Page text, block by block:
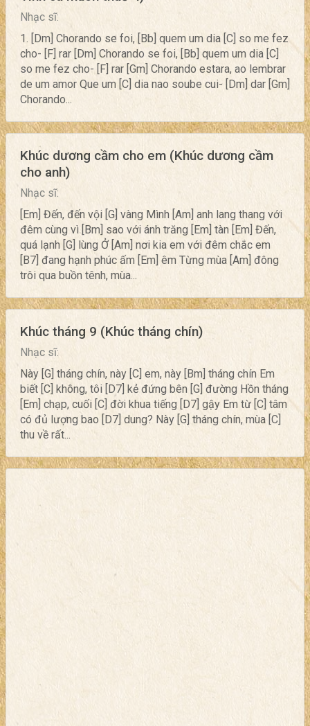
Nhạc sĩ:
1. [Dm] Chorando se foi, [Bb] quem um dia [C] so me fez
cho- [F] rar [Dm] Chorando se foi, [Bb] quem um dia [C]
so me fez cho- [F] rar [Gm] Chorando estara, ao lembrar
de um amor Que um [C] dia nao soube cui- [Dm] dar [Gm]
Chorando...
Khúc dương cầm cho em (Khúc dương cầm
cho anh)
Nhạc sĩ:
[Em] Đến, đến vội [G] vàng Mình [Am] anh lang thang với
đêm cùng vì [Bm] sao với ánh trăng [Em] tàn [Em] Đến,
quá lạnh [G] lùng Ở [Am] nơi kia em với đêm chắc em
[B7] đang hạnh phúc ấm [Em] êm Từng mùa [Am] đông
trôi qua buồn tênh, mùa...
Khúc tháng 9 (Khúc tháng chín)
Nhạc sĩ:
Này [G] tháng chín, này [C] em, này [Bm] tháng chín Em
biết [C] không, tôi [D7] kẻ đứng bên [G] đường Hồn tháng
[Em] chạp, cuối [C] đời khua tiếng [D7] gậy Em từ [C] tâm
có đủ lượng bao [D7] dung? Này [G] tháng chín, mùa [C]
thu về rất...